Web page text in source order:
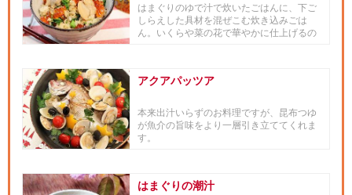
はまぐりのゆで汁で炊いたごはんに、下ご
しらえした具材を混ぜこむ炊き込みごは
ん。いくらや菜の花で華やかに仕上げるの
アクアパッツア
本来出汁いらずのお料理ですが、昆布つゆ
が魚介の旨味をより一層引き立ててくれま
す。
はまぐりの潮汁